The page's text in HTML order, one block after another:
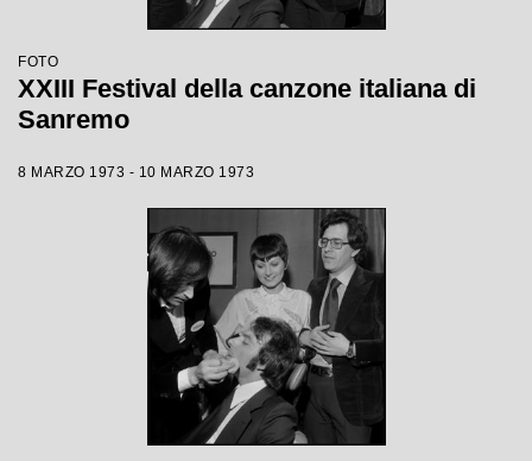
FOTO
XXIII Festival della canzone italiana di
Sanremo
8 MARZO 1973 - 10 MARZO 1973